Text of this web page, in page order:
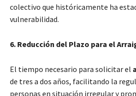
colectivo que históricamente ha
vulnerabilidad.
6. Reducción del Plazo para el
El tiempo necesario para solicitar el
de tres a dos años, facilitando la
personas en situación irregular y